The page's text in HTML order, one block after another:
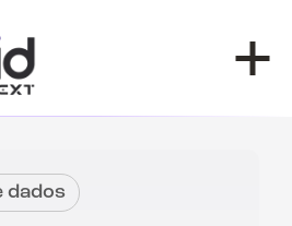
dados